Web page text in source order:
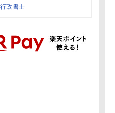
行政書士